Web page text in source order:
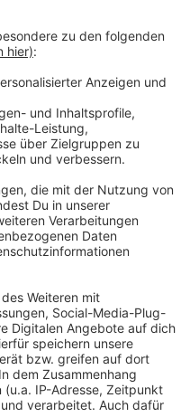
Jahre.
auf andere neue